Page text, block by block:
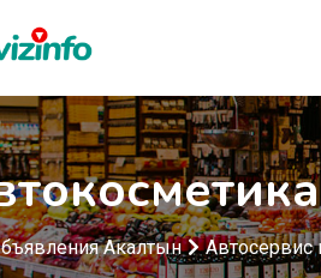
Акалтын Автосервис